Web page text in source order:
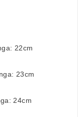
22cm
23cm
24cm